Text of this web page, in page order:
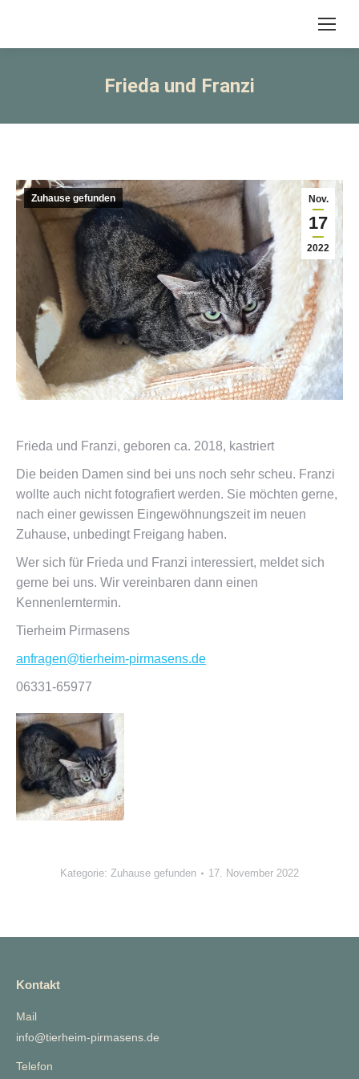
Frieda und Franzi
Nov.
17
2022
Zuhause gefunden
Frieda und Franzi, geboren ca. 2018, kastriert
Die beiden Damen sind bei uns noch sehr scheu. Franzi
wollte auch nicht fotografiert werden. Sie möchten gerne,
nach einer gewissen Eingewöhnungszeit im neuen
Zuhause, unbedingt Freigang haben.
Wer sich für Frieda und Franzi interessiert, meldet sich
gerne bei uns. Wir vereinbaren dann einen
Kennenlerntermin.
Tierheim Pirmasens
anfragen@tierheim-pirmasens.de
06331-65977
Kategorie: Zuhause gefunden 17. November 2022
Kontakt
Mail
info@tierheim-pirmasens.de
Telefon